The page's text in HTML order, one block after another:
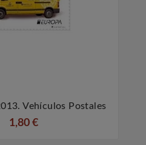
 
Vehículos Postales
1,80 €